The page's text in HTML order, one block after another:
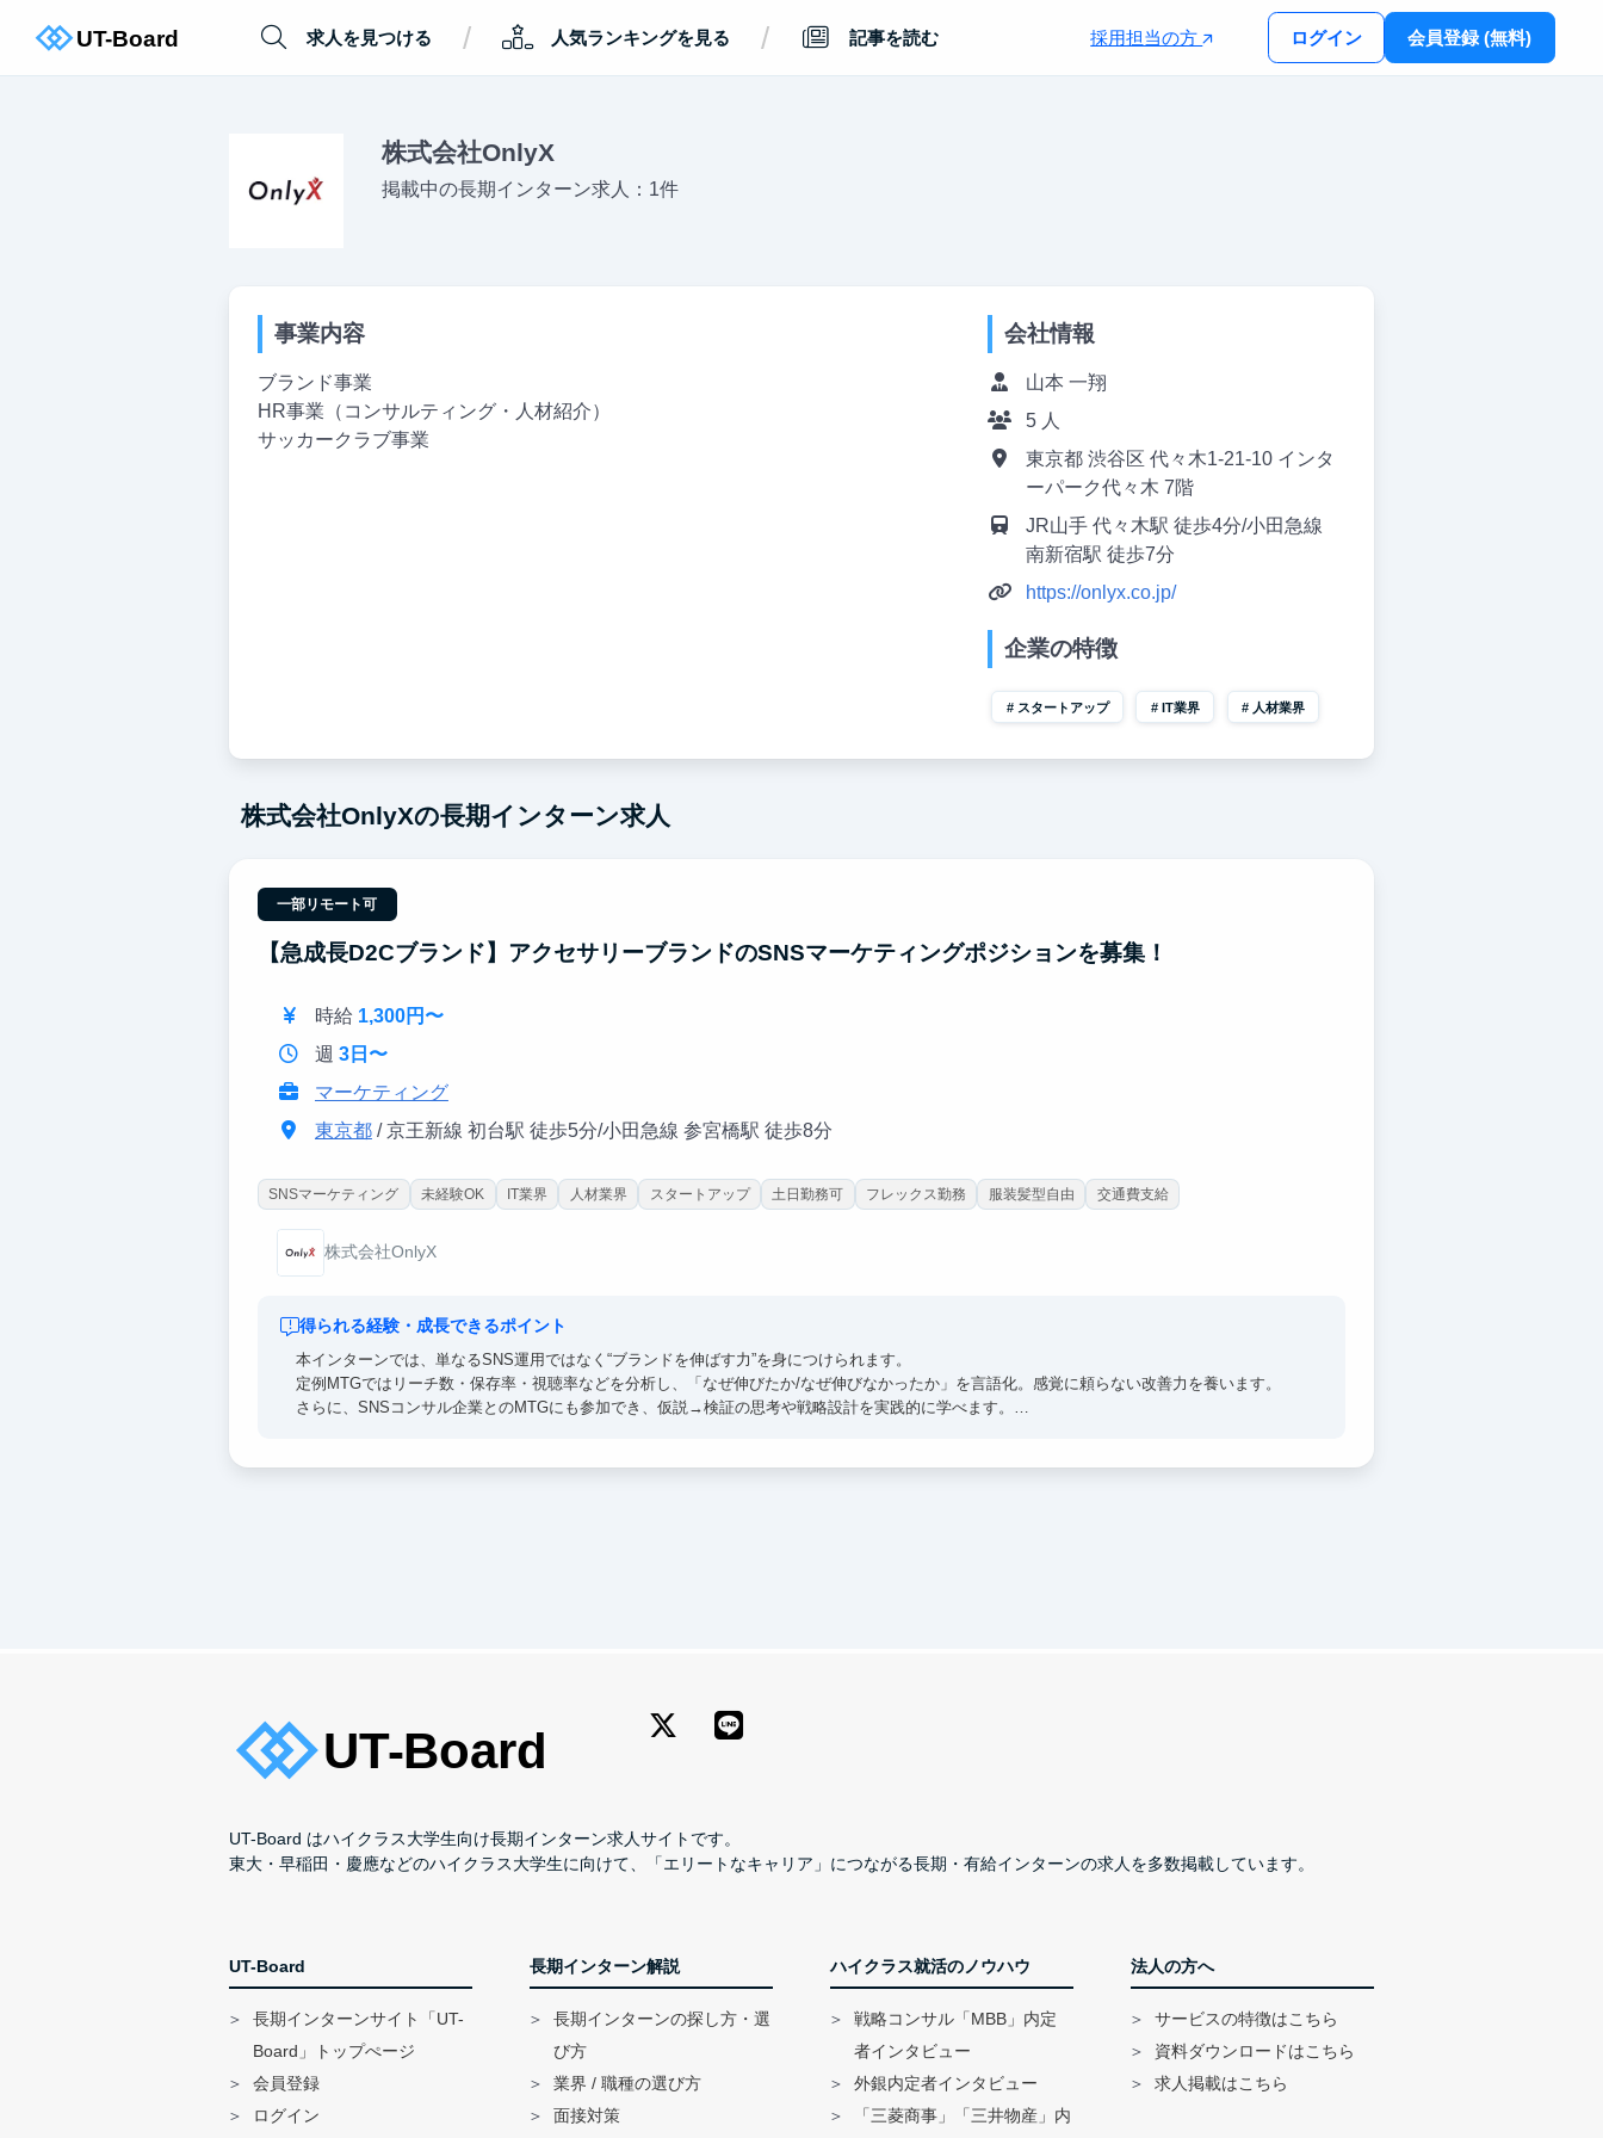
求人を見つける / 人気ランキングを見る / 記事を読む 採用担当の方 ログイン 会員登録 (無料)
株式会社OnlyX
掲載中の長期インターン求人：1件
事業内容
ブランド事業
HR事業（コンサルティング・人材紹介）
サッカークラブ事業
会社情報
山本 一翔
5 人
東京都 渋谷区 代々木1-21-10 インタ
ーパーク代々木 7階
JR山手 代々木駅 徒歩4分/小田急線
南新宿駅 徒歩7分
https://onlyx.co.jp/
企業の特徴
スタートアップ IT業界 人材業界
株式会社OnlyXの長期インターン求人
一部リモート可
【急成長D2Cブランド】アクセサリーブランドのSNSマーケティングポジションを募集！
時給 1,300円〜
週 3日〜
マーケティング
東京都/ 京王新線 初台駅 徒歩5分/小田急線 参宮橋駅 徒歩8分
SNSマーケティング 未経験OK IT業界 人材業界 スタートアップ 土日勤務可 フレックス勤務 服装髪型自由 交通費支給
株式会社OnlyX
得られる経験・成長できるポイント
本インターンでは、単なるSNS運用ではなく“ブランドを伸ばす力”を身につけられます。
定例MTGではリーチ数・保存率・視聴率などを分析し、「なぜ伸びたか/なぜ伸びなかったか」を言語化。感覚に頼らない改善力を養います。
さらに、SNSコンサル企業とのMTGにも参加でき、仮説→検証の思考や戦略設計を実践的に学べます。
UT-Board はハイクラス大学生向け長期インターン求人サイトです。
東大・早稲田・慶應などのハイクラス大学生に向けて、「エリートなキャリア」につながる長期・有給インターンの求人を多数掲載しています。
UT-Board
長期インターンサイト「UT-
Board」トップぺージ
会員登録
ログイン
長期インターン解説
長期インターンの探し方・選
び方
業界 / 職種の選び方
面接対策
ハイクラス就活のノウハウ
戦略コンサル「MBB」内定
者インタビュー
外銀内定者インタビュー
「三菱商事」「三井物産」内
法人の方へ
サービスの特徴はこちら
資料ダウンロードはこちら
求人掲載はこちら